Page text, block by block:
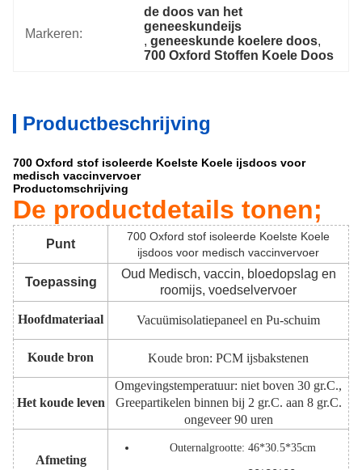
Markeren:
de doos van het
geneeskundeijs
, geneeskunde koelere doos,
700 Oxford Stoffen Koele Doos
Productbeschrijving
700 Oxford stof isoleerde Koelste Koele ijsdoos voor
medisch vaccinvervoer
Productomschrijving
De productdetails tonen;
Punt
700 Oxford stof isoleerde Koelste Koele
ijsdoos voor medisch vaccinvervoer
Toepassing
Oud Medisch, vaccin, bloedopslag en
roomijs, voedselvervoer
Hoofdmateriaal Vacuümisolatiepaneel en Pu-schuim
Koude bron Koude bron: PCM ijsbakstenen
Het koude leven
Omgevingstemperatuur: niet boven 30 gr.C.,
Greepartikelen binnen bij 2 gr.C. aan 8 gr.C.
ongeveer 90 uren
Afmeting
Outernalgrootte: 46*30.5*35cm